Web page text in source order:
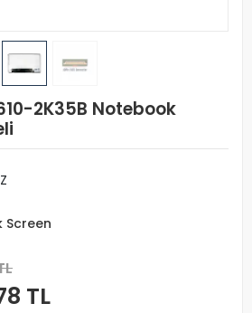
2K35B Notebook
Screen
TL